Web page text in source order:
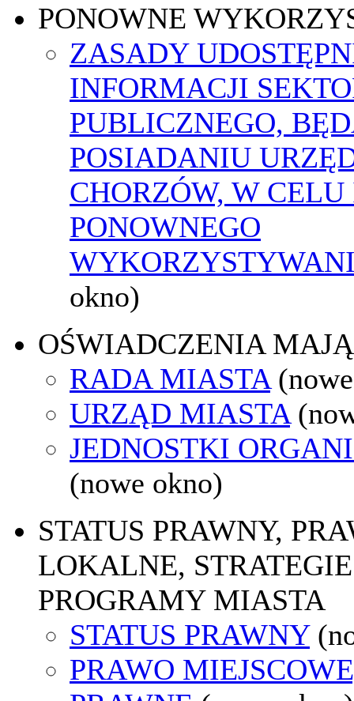
PONOWNE
ZASADY
INFORMACJI
PUBLICZNEGO,
POSIADANIU
CHORZÓW, W
PONOWNEGO
okno)
OŚWIADCZENIA
RADA MIASTA
URZĄD MIASTA
JEDNOSTKI
(nowe okno)
STATUS PRAWNY,
LOKALNE,
PROGRAMY MIASTA
STATUS PRAWNY
PRAWO